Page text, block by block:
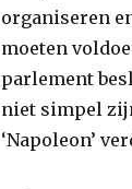
organiseren
moeten
parlement
niet simpel
‘Napoleon’